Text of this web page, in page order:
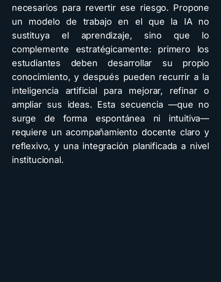
necesarios para revertir ese riesgo. Propone
un modelo de trabajo en el que la IA no
sustituya el aprendizaje, sino que lo
complemente estratégicamente: primero los
estudiantes deben desarrollar su propio
conocimiento, y después pueden recurrir a la
inteligencia artificial para mejorar, refinar o
ampliar sus ideas. Esta secuencia —que no
surge de forma espontánea ni intuitiva—
requiere un acompañamiento docente claro y
reflexivo, y una integración planificada a nivel
institucional.